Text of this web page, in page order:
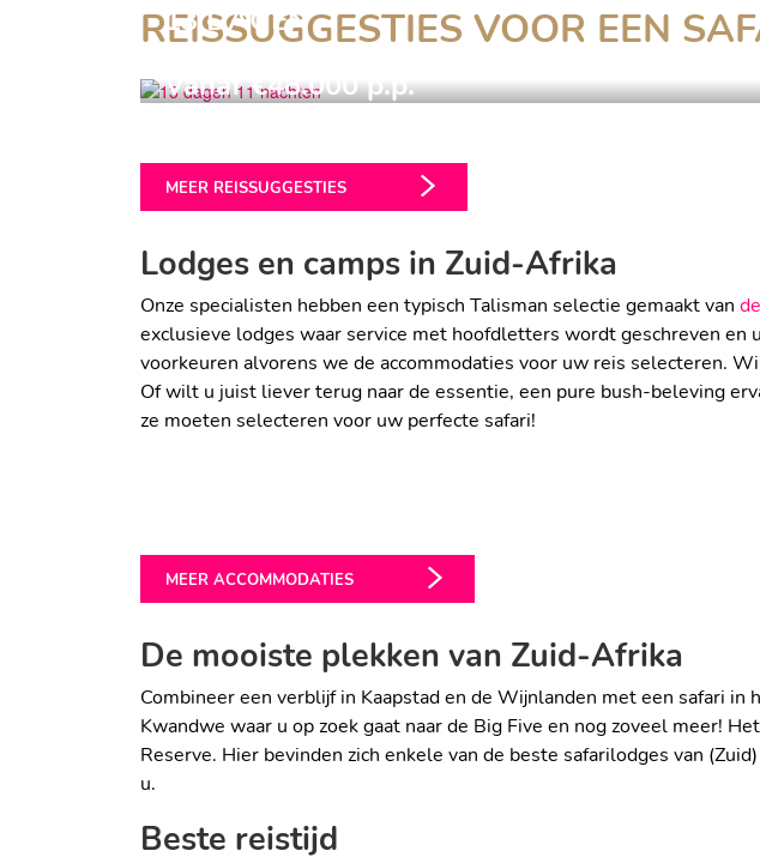
REISSUGGESTIES VOOR EEN
13 DAGEN
11 NACHTEN
Vanaf €48.000 p.p.
MEER REISSUGGESTIES
Lodges en camps in Zuid-Afrika
Onze specialisten hebben een typisch Talisman selectie gemaakt van
exclusieve lodges waar service met hoofdletters wordt geschreven
voorkeuren alvorens we de accommodaties voor uw reis selecteren.
Of wilt u juist liever terug naar de essentie, een pure bush-beleving
ze moeten selecteren voor uw perfecte safari!
CHEETAH PLAINS:
SUPERLUXE & MAXIMALE PRIVACY
KWANDWE ECCA:
MEER ACCOMMODATIES
De mooiste plekken van Zuid-Afrika
Combineer een verblijf in Kaapstad en de Wijnlanden met een safari
Kwandwe waar u op zoek gaat naar de Big Five en nog zoveel meer!
Reserve. Hier bevinden zich enkele van de beste safarilodges van
u.
Beste reistijd